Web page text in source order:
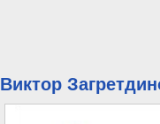
Виктор